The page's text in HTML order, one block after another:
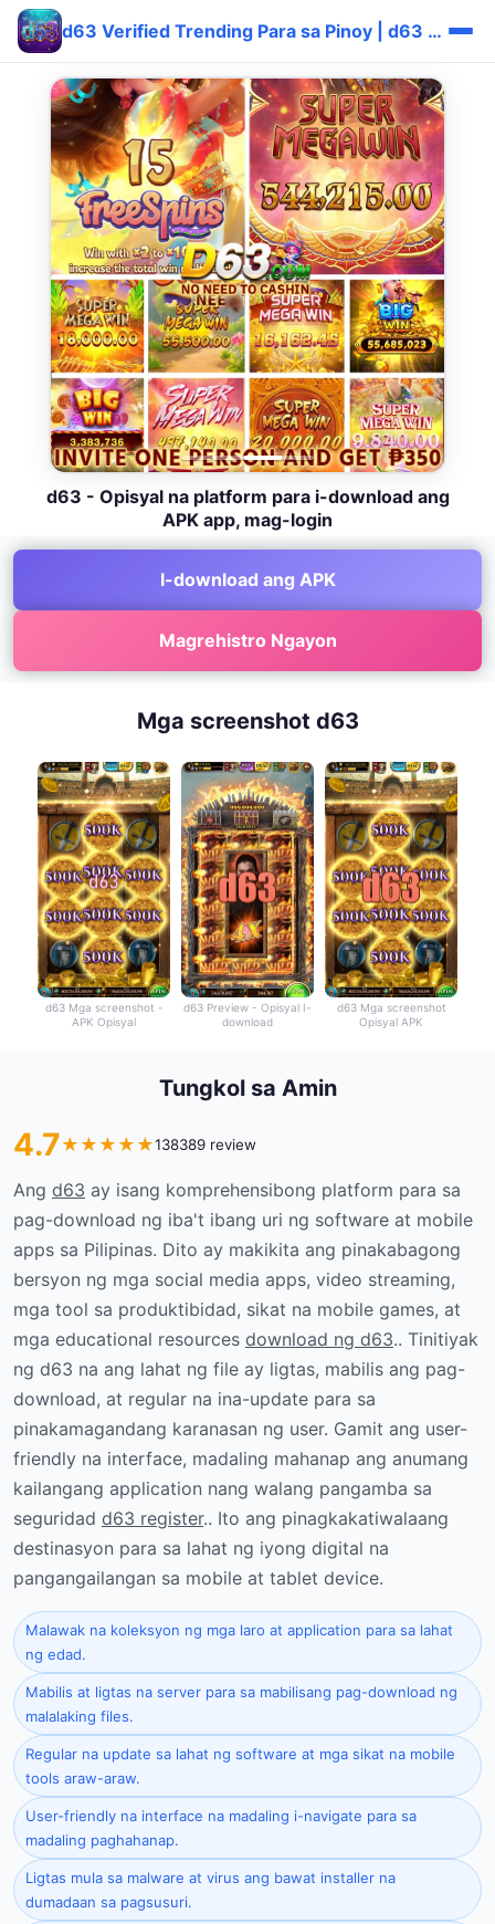
d63 Verified Trending Para sa Pinoy | d63 Fast Libre 💎
d63 - Opisyal na platform para i-download ang
APK app, mag-login
I-download ang APK
Magrehistro Ngayon
Mga screenshot d63
d63 Mga screenshot -
APK Opisyal
d63 Preview - Opisyal I-
download
d63 Mga screenshot
Opisyal APK
Tungkol sa Amin
4.7★ ★ ★ ★ ★138389 review
Ang d63 ay isang komprehensibong platform para sa
pag-download ng iba't ibang uri ng software at mobile
apps sa Pilipinas. Dito ay makikita ang pinakabagong
bersyon ng mga social media apps, video streaming,
mga tool sa produktibidad, sikat na mobile games, at
mga educational resources download ng d63.. Tinitiyak
ng d63 na ang lahat ng file ay ligtas, mabilis ang pag-
download, at regular na ina-update para sa
pinakamagandang karanasan ng user. Gamit ang user-
friendly na interface, madaling mahanap ang anumang
kailangang application nang walang pangamba sa
seguridad d63 register.. Ito ang pinagkakatiwalaang
destinasyon para sa lahat ng iyong digital na
pangangailangan sa mobile at tablet device.
Malawak na koleksyon ng mga laro at application para sa lahat
ng edad.
Mabilis at ligtas na server para sa mabilisang pag-download ng
malalaking files.
Regular na update sa lahat ng software at mga sikat na mobile
tools araw-araw.
User-friendly na interface na madaling i-navigate para sa
madaling paghahanap.
Ligtas mula sa malware at virus ang bawat installer na
dumadaan sa pagsusuri.